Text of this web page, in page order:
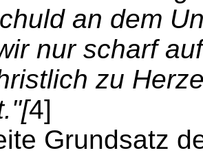
an dem
nur scharf
zu
4]
Grundsatz